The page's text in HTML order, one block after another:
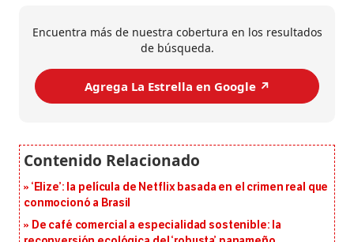
Encuentra más de nuestra cobertura en los resultados
de búsqueda.
Agrega La Estrella en Google ↗️
‘Elize’: la película de Netflix basada en el crimen real que
conmocionó a Brasil
De café comercial a especialidad sostenible: la